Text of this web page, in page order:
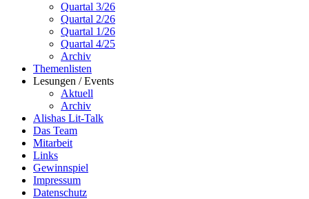
Quartal 3/26
Quartal 2/26
Quartal 1/26
Quartal 4/25
Archiv
Themenlisten
Lesungen / Events
Aktuell
Archiv
Alishas Lit-Talk
Das Team
Mitarbeit
Links
Gewinnspiel
Impressum
Datenschutz